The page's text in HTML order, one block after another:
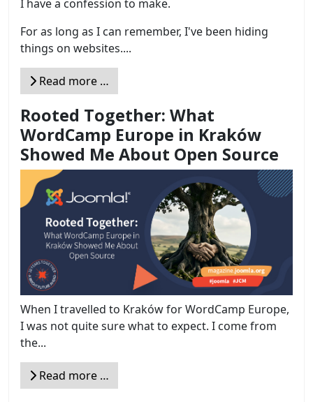
I have a confession to make.
For as long as I can remember, I've been hiding
things on websites....
Read more …
Rooted Together: What
WordCamp Europe in Kraków
Showed Me About Open Source
When I travelled to Kraków for WordCamp Europe,
I was not quite sure what to expect. I come from
the...
Read more …